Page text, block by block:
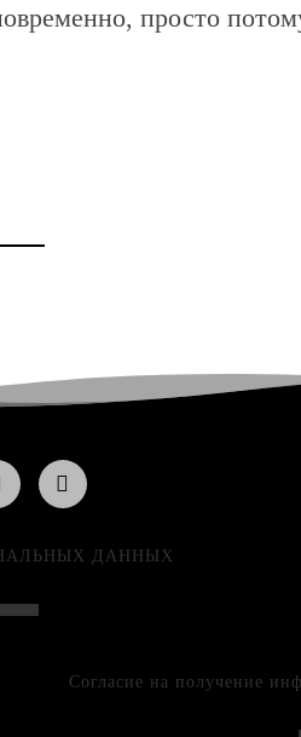
просто
ДАННЫХ
Согласие на получение